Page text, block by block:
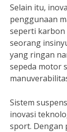
Selain itu,
penggunaan
seperti karbon
seorang
yang ringan
sepeda motor
Sistem
inovasi
sport. Dengan